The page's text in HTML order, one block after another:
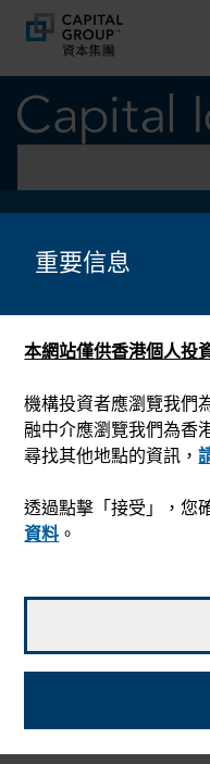
重要信息
本網站僅供香港個人投
機構投資者應瀏覽我們
融中介應瀏覽我們為香
尋找其他地點的資訊，
透過點擊「接受」，您
資料 。
美國大選：
Robert Lind和Beth